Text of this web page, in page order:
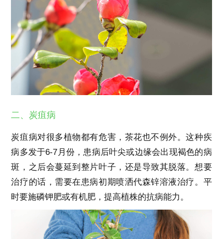
二、炭疽病
炭疽病对很多植物都有危害，茶花也不例外。这种疾
病多发于6-7月份，患病后叶尖或边缘会出现褐色的病
斑，之后会蔓延到整片叶子，还是导致其脱落。想要
治疗的话，需要在患病初期喷洒代森锌溶液治疗。平
时要施磷钾肥或有机肥，提高植株的抗病能力。